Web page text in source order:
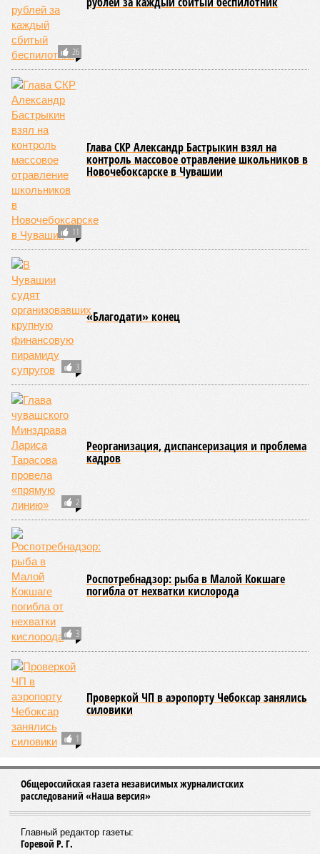
26
11
Глава СКР Александр Бастрыкин взял на
контроль массовое отравление школьников в
Новочебоксарске в Чувашии
3
«Благодати» конец
2
Реорганизация, диспансеризация и проблема
кадров
3
Роспотребнадзор: рыба в Малой Кокшаге
погибла от нехватки кислорода
1
Проверкой ЧП в аэропорту Чебоксар занялись
силовики
Общероссийская газета независимых журналистских
расследований «Наша версия»
Главный редактор газеты:
Горевой Р. Г.